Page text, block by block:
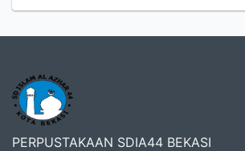
PERPUSTAKAAN SDIA44 BEKASI